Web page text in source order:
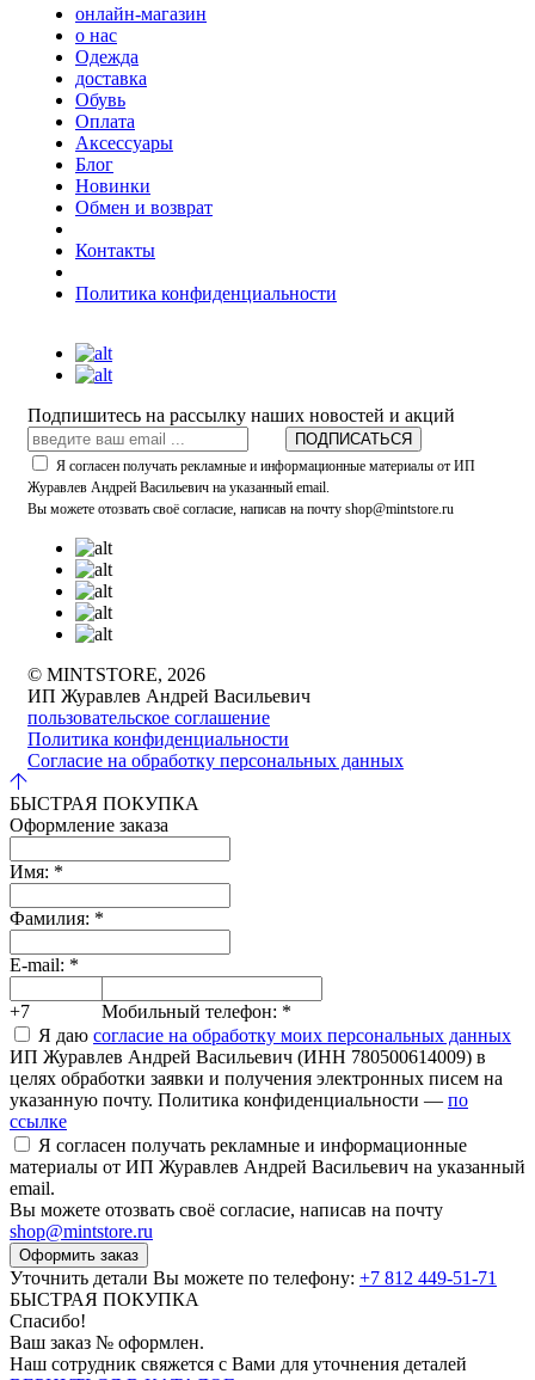
онлайн-магазин
о нас
Одежда
доставка
Обувь
Оплата
Аксессуары
Блог
Новинки
Обмен и возврат
Контакты
Политика конфиденциальности
Подпишитесь на рассылку наших новостей и акций
ПОДПИСАТЬСЯ
Я согласен получать рекламные и информационные материалы от ИП
Журавлев Андрей Васильевич на указанный email.
Вы можете отозвать своё согласие, написав на почту shop@mintstore.ru
© MINTSTORE, 2026
ИП Журавлев Андрей Васильевич
пользовательское соглашение
Политика конфиденциальности
Согласие на обработку персональных данных
БЫСТРАЯ ПОКУПКА
Оформление заказа
Имя: *
Фамилия: *
E-mail: *
+7 Мобильный телефон: *
Я даю согласие на обработку моих персональных данных
ИП Журавлев Андрей Васильевич (ИНН 780500614009) в
целях обработки заявки и получения электронных писем на
указанную почту. Политика конфиденциальности — по
ссылке
Я согласен получать рекламные и информационные
материалы от ИП Журавлев Андрей Васильевич на указанный
email.
Вы можете отозвать своё согласие, написав на почту
shop@mintstore.ru
Оформить заказ
Уточнить детали Вы можете по телефону: +7 812 449-51-71
БЫСТРАЯ ПОКУПКА
Спасибо!
Ваш заказ № оформлен.
Наш сотрудник свяжется с Вами для уточнения деталей